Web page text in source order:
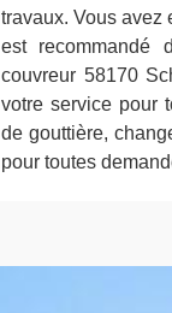
travaux. Vous avez
est recommandé
couvreur 58170
votre service pour
de gouttière,
pour toutes